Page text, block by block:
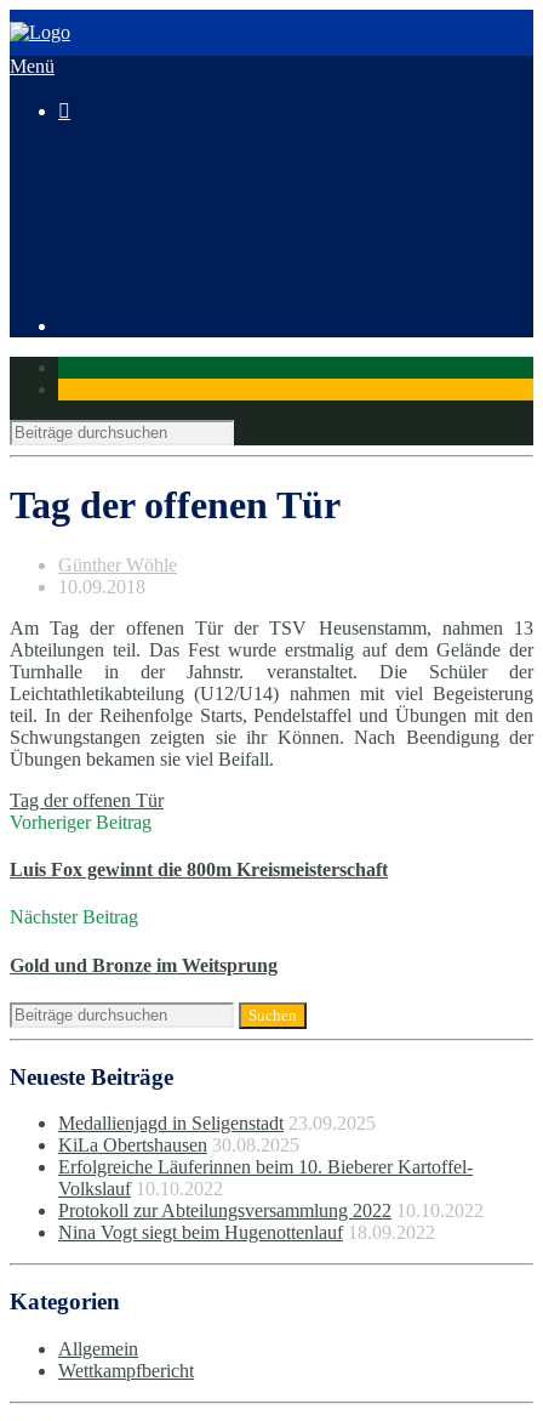
Menü

Tag der offenen Tür
Günther Wöhle
10.09.2018
Am Tag der offenen Tür der TSV Heusenstamm, nahmen 13
Abteilungen teil. Das Fest wurde erstmalig auf dem Gelände der
Turnhalle in der Jahnstr. veranstaltet. Die Schüler der
Leichtathletikabteilung (U12/U14) nahmen mit viel Begeisterung
teil. In der Reihenfolge Starts, Pendelstaffel und Übungen mit den
Schwungstangen zeigten sie ihr Können. Nach Beendigung der
Übungen bekamen sie viel Beifall.
Tag der offenen Tür
Vorheriger Beitrag
Luis Fox gewinnt die 800m Kreismeisterschaft
Nächster Beitrag
Gold und Bronze im Weitsprung
Neueste Beiträge
Medallienjagd in Seligenstadt 23.09.2025
KiLa Obertshausen 30.08.2025
Erfolgreiche Läuferinnen beim 10. Bieberer Kartoffel-
Volkslauf 10.10.2022
Protokoll zur Abteilungsversammlung 2022 10.10.2022
Nina Vogt siegt beim Hugenottenlauf 18.09.2022
Kategorien
Allgemein
Wettkampfbericht